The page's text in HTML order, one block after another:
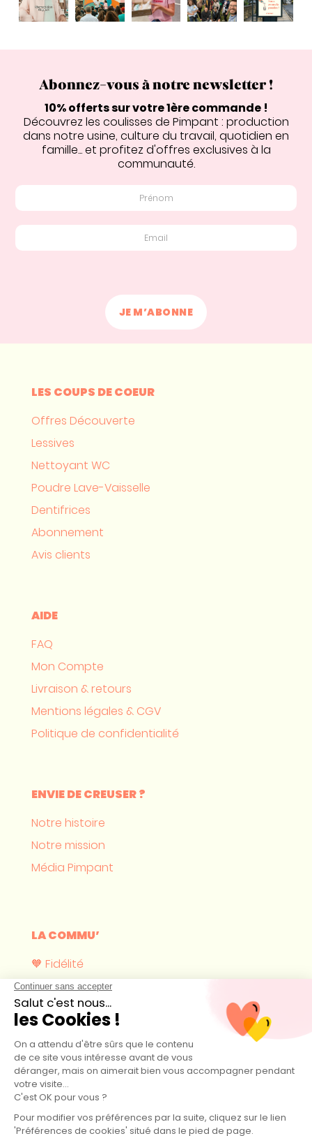
Abonnez-vous à notre newsletter !
10% offerts sur votre 1ère commande !
Découvrez les coulisses de Pimpant : production
dans notre usine, culture du travail, quotidien en
famille... et profitez d'offres exclusives à la
communauté.
LES COUPS DE COEUR
Offres Découverte
Lessives
Nettoyant WC
Poudre Lave-Vaisselle
Dentifrices
Abonnement
Avis clients
AIDE
FAQ
Mon Compte
Livraison & retours
Mentions légales & CGV
Politique de confidentialité
ENVIE DE CREUSER ?
Notre histoire
Notre mission
Média Pimpant
LA COMMU’
🧡 Fidélité
Où nous trouver ?
Devenir revendeur
CONTACT
hello@pimpant.com
44 boulevard Maurice Thorez 14160 Dives-sur-Mer